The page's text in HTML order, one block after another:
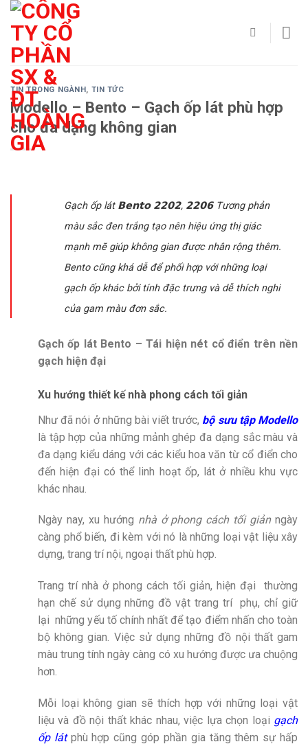
Skip
content
TIN TRONG NGÀNH, TIN TỨC
Modello – Bento – Gạch ốp lát phù hợp
cho đa dạng không gian
Gạch ốp lát 𝗕𝗲𝗻𝘁𝗼 𝟮𝟮𝟬𝟮, 𝟮𝟮𝟬𝟲 Tương phản
màu sắc đen trắng tạo nên hiệu ứng thị giác
mạnh mẽ giúp không gian được nhân rộng thêm.
Bento cũng khá dễ để phối hợp với những loại
gạch ốp khác bởi tính đặc trưng và dễ thích nghi
của gam màu đơn sắc.
Gạch ốp lát Bento – Tái hiện nét cổ điển trên nền
gạch hiện đại
Xu hướng thiết kế nhà phong cách tối giản
Như đã nói ở những bài viết trước, bộ sưu tập Modello
là tập hợp của những mảnh ghép đa dạng sắc màu và
đa dạng kiểu dáng với các kiểu hoa văn từ cổ điển cho
đến hiện đại có thể linh hoạt ốp, lát ở nhiều khu vực
khác nhau.
Ngày nay, xu hướng nhà ở phong cách tối giảnngày
càng phổ biến, đi kèm với nó là những loại vật liệu xây
dựng, trang trí nội, ngoại thất phù hợp.
Trang trí nhà ở phong cách tối giản, hiện đại thường
hạn chế sử dụng những đồ vật trang trí phụ, chỉ giữ
lại những yếu tố chính nhất để tạo điểm nhấn cho toàn
bộ không gian. Việc sử dụng những đồ nội thất gam
màu trung tính ngày càng có xu hướng được ưa chuộng
hơn.
Mỗi loại không gian sẽ thích hợp với những loại vật
liệu và đồ nội thất khác nhau, việc lựa chọn loại gạch
ốp látphù hợp cũng góp phần gia tăng thêm sự hấp